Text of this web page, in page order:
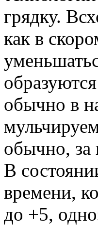
грядку.
как в
обычно в
обычно, за
В
времени,
до +5,